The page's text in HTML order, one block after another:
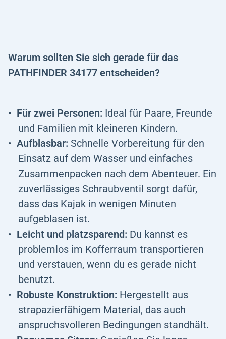
Warum sollten Sie sich gerade für das
PATHFINDER 34177 entscheiden?
Für zwei Personen: Ideal für Paare, Freunde
und Familien mit kleineren Kindern.
Aufblasbar: Schnelle Vorbereitung für den
Einsatz auf dem Wasser und einfaches
Zusammenpacken nach dem Abenteuer. Ein
zuverlässiges Schraubventil sorgt dafür,
dass das Kajak in wenigen Minuten
aufgeblasen ist.
Leicht und platzsparend: Du kannst es
problemlos im Kofferraum transportieren
und verstauen, wenn du es gerade nicht
benutzt.
Robuste Konstruktion: Hergestellt aus
strapazierfähigem Material, das auch
anspruchsvolleren Bedingungen standhält.